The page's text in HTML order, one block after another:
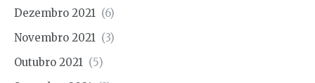
Dezembro 2021 (6)
Novembro 2021 (3)
Outubro 2021 (5)